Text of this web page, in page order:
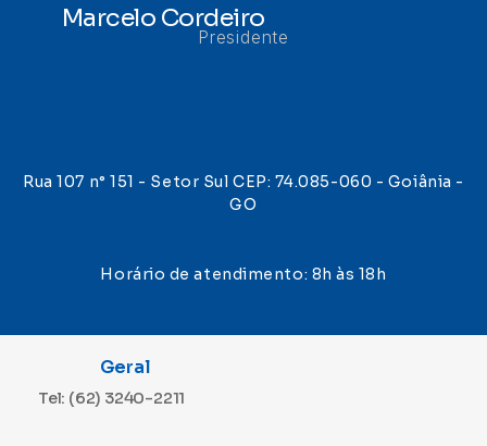
Marcelo Cordeiro
Presidente
Rua 107 n° 151 - Setor Sul CEP: 74.085-060 - Goiânia -
GO
Horário de atendimento: 8h às 18h
Geral
Tel: (62) 3240-2211